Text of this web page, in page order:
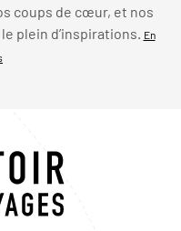
coups de cœur, et nos
plein d’inspirations. En